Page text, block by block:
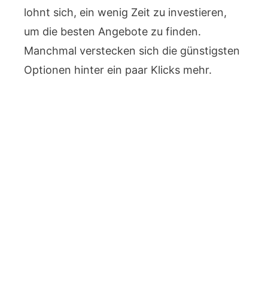
lohnt sich, ein wenig Zeit zu investieren,
um die besten Angebote zu finden.
Manchmal verstecken sich die günstigsten
Optionen hinter ein paar Klicks mehr.